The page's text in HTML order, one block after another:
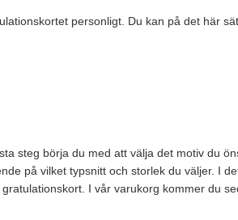
personligt. Du kan på det här
steg börja du med att välja det motiv du
på vilket typsnitt och storlek du väljer. I
I vår varukorg kommer du